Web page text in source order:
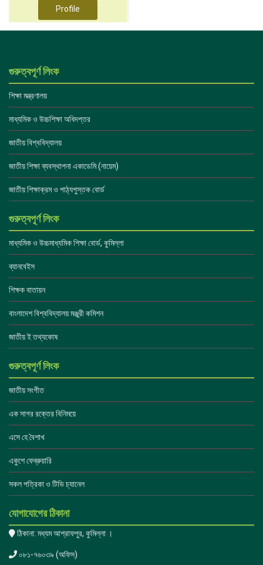
Profile
গুরুত্বপূর্ণ লিংক
শিক্ষা মন্ত্রণালয়
মাধ্যমিক ও উচ্চশিক্ষা অধিদপ্তর
জাতীয় বিশ্ববিদ্যালয়
জাতীয় শিক্ষা ব্যবস্থাপনা একাডেমি (নায়েম)
জাতীয় শিক্ষাক্রম ও পাঠ্যপুস্তক বোর্ড
গুরুত্বপূর্ণ লিংক
মাধ্যমিক ও উচ্চমাধ্যমিক শিক্ষা বোর্ড, কুমিল্লা
ব্যানবেইস
শিক্ষক বাতায়ন
বাংলাদেশ বিশ্ববিদ্যালয় মঞ্জুরী কমিশন
জাতীয় ই তথ্যকোষ
গুরুত্বপূর্ণ লিংক
জাতীয় সংগীত
এক সাগর রক্তের বিনিময়ে
এসে হে বৈশাখ
একুশে ফেব্রুয়ারি
সকল পত্রিকা ও টিভি চ্যানেল
যোগাযোগের ঠিকানা
ঠিকানা: মধ্যম আশ্রাফপুর, কুমিল্লা ।
০৮১-৭৬০৩৯ (অফিস)